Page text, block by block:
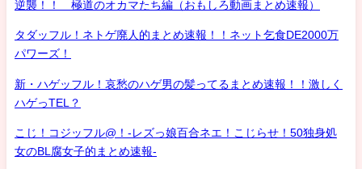
逆襲！！ 極道のオカマたち編（おもしろ動画まとめ速報）
タダッフル！ネトゲ廃人的まとめ速報！！ネット乞食DE2000万
パワーズ！
新・ハゲッフル！哀愁のハゲ男の髪ってるまとめ速報！！激しく
ハゲっTEL？
こじ！コジッフル@！-レズっ娘百合ネエ！こじらせ！50独身処
女のBL腐女子的まとめ速報-